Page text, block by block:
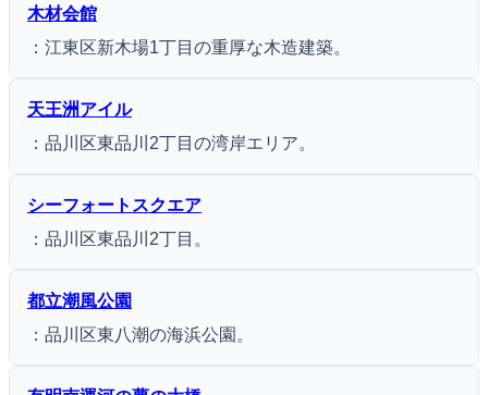
木材会館
：江東区新木場1丁目の重厚な木造建築。
天王洲アイル
：品川区東品川2丁目の湾岸エリア。
シーフォートスクエア
：品川区東品川2丁目。
都立潮風公園
：品川区東八潮の海浜公園。